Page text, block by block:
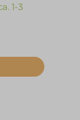
1-3